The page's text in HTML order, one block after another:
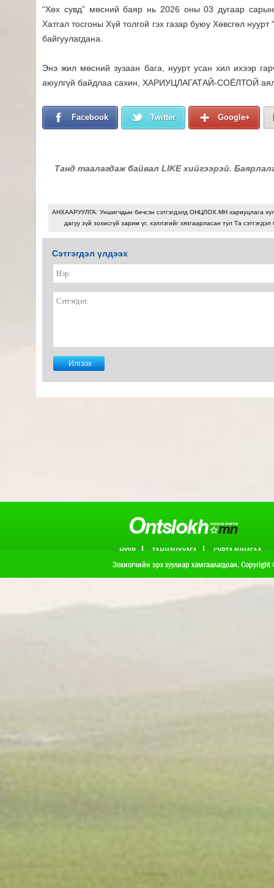
“Хөх сувд” мөсний баяр нь 2026 оны 03 дугаар
Хатгал тосгоны Хүй толгой гэх газар буюу Хөвсгөл
байгуулагдана.
Энэ жил мөсний зузаан бага, нуурт усан хил ихээр
аюулгүй байдлаа сахин, ХАРИУЦЛАГАТАЙ-СОЁЛТОЙ
Facebook Twitter Google+
Танд таалагдаж байвал LIKE хийгээрэй.
АНХААРУУЛГА: Уншигчдын бичсэн сэтгэгдэлд ОНЦЛОХ.МН хариуцлага
дагуу зүй зохисгүй зарим үг, хэллэгийг хязгаарласан тул Та
Сэтгэгдэл үлдээх
НҮҮР ТАНИЛЦУУЛГА СУРТАЛЧИЛГАА
ХОЛБОО БАРИХ
Зохиогчийн эрх хуулиар хамгаалагдсан.